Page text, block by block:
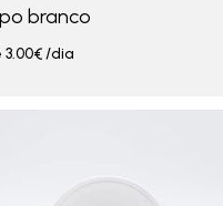
branco
3.00€/dia